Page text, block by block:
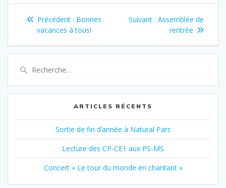
Navigation
l’article
Précédent : Article
précédent
Bonnes
vacances à tous!
Suivant : Article
suivant
Assemblée de
rentrée
:
ARTICLES RÉCENTS
Sortie de fin d’année à Natural Parc
Lecture des CP-CE1 aux PS-MS
Concert « Le tour du monde en chantant »